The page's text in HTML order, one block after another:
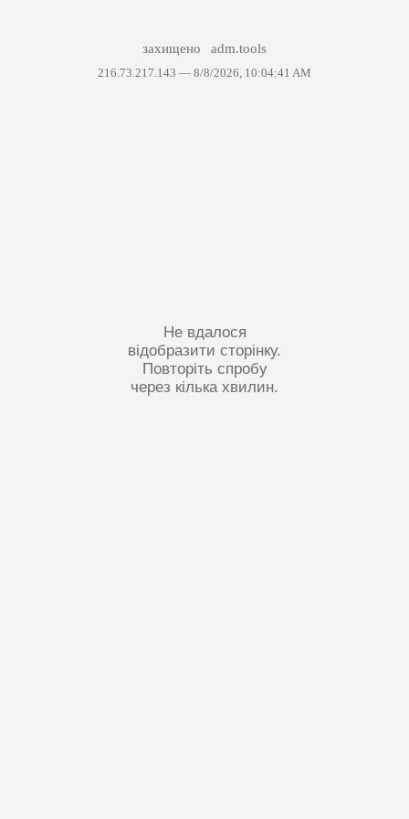
захищено adm.tools
216.73.217.143 — 8/8/2026, 10:04:41 AM
Не вдалося
відобразити сторінку.
Повторіть спробу
через кілька хвилин.